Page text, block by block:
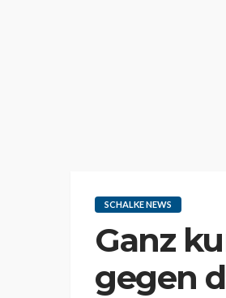
SCHALKE NEWS
Ganz
gegen